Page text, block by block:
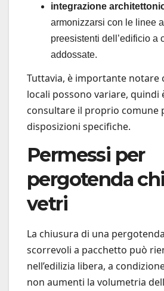
integrazione
armonizzarsi con le linee
preesistenti dell’edificio a
addossate.
Tuttavia, è importante notare
locali possono variare, quindi
consultare il proprio comune
disposizioni specifiche.
Permessi per
pergotenda
vetri
La chiusura di una
scorrevoli a pacchetto può
nell’edilizia libera, a
non aumenti la volumetria